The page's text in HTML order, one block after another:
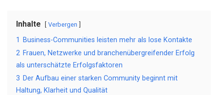
Inhalte Verbergen
1
Business-Communities leisten mehr als lose Kontakte
2 Frauen, Netzwerke und branchenübergreifender Erfolg
als unterschätzte Erfolgsfaktoren
3 Der Aufbau einer starken Community beginnt mit
Haltung, Klarheit und Qualität